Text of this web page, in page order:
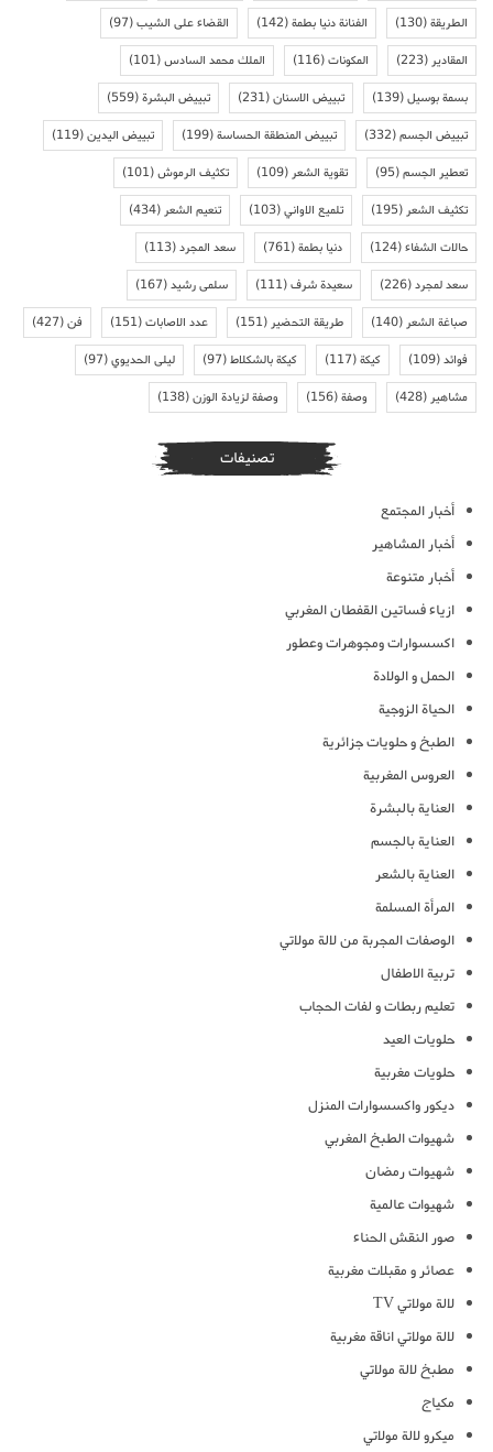
الطريقة(130) الفنانة دنيا بطمة(142) القضاء على الشيب(97)
المقادير(223) المكونات(116) الملك محمد السادس(101)
بسمة بوسيل(139) تبييض الاسنان(231) تبييض البشرة(559)
تبييض الجسم(332) تبييض المنطقة الحساسة(199) تبييض اليدين(119)
تعطير الجسم(95) تقوية الشعر(109) تكثيف الرموش(101)
تكثيف الشعر(195) تلميع الاواني(103) تنعيم الشعر(434)
حالات الشفاء(124) دنيا بطمة(761) سعد المجرد(113)
سعد لمجرد(226) سعيدة شرف(111) سلمى رشيد(167)
صباغة الشعر(140) طريقة التحضير(151) عدد الاصابات(151) فن(427)
فوائد(109) كيكة(117) كيكة بالشكلاط(97) ليلى الحديوي(97)
مشاهير(428) وصفة(156) وصفة لزيادة الوزن(138)
تصنيفات
أخبار المجتمع
أخبار المشاهير
أخبار متنوعة
ازياء فساتين القفطان المغربي
اكسسوارات ومجوهرات وعطور
الحمل و الولادة
الحياة الزوجية
الطبخ و حلويات جزائرية
العروس المغربية
العناية بالبشرة
العناية بالجسم
العناية بالشعر
المرأة المسلمة
الوصفات المجربة من لالة مولاتي
تربية الاطفال
تعليم ربطات و لفات الحجاب
حلويات العيد
حلويات مغربية
ديكور واكسسوارات المنزل
شهيوات الطبخ المغربي
شهيوات رمضان
شهيوات عالمية
صور النقش الحناء
عصائر و مقبلات مغربية
لالة مولاتي TV
لالة مولاتي اناقة مغربية
مطبخ لالة مولاتي
مكياج
ميكرو لالة مولاتي